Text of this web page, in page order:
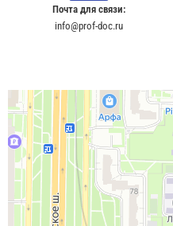
Почта для связи:
info@prof-doc.ru